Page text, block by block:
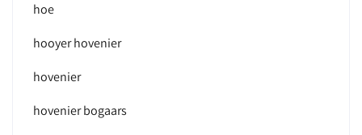
hoe
hooyer hovenier
hovenier
hovenier bogaars